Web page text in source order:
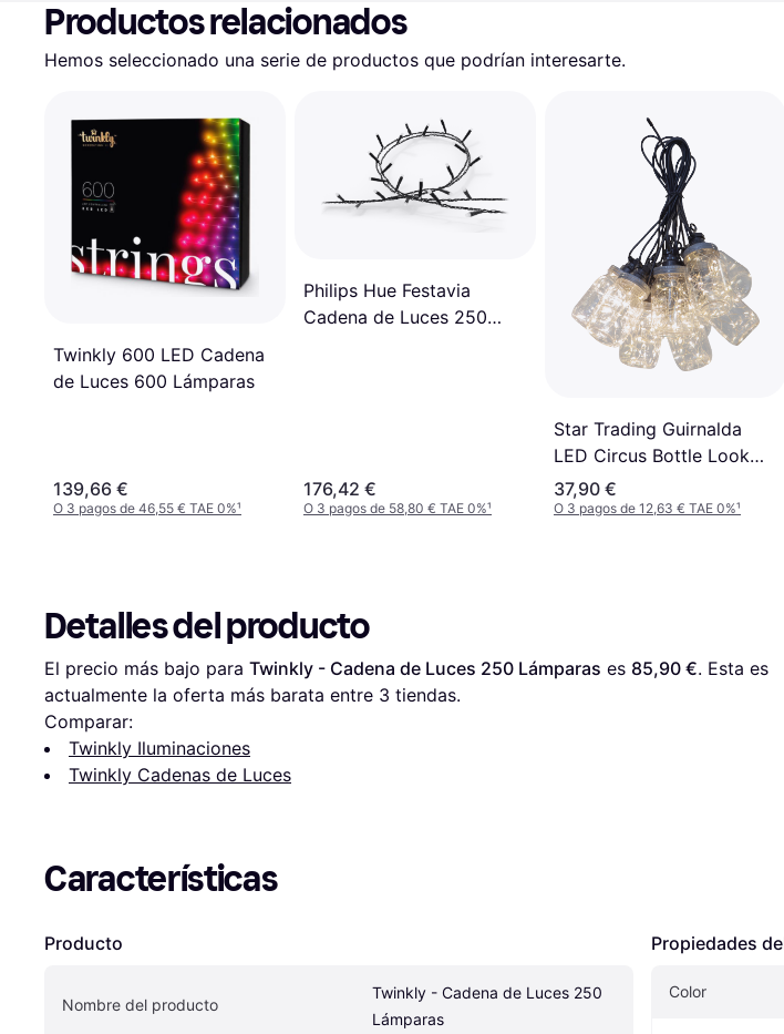
Productos relacionados
Hemos seleccionado una serie de productos que podrían interesarte.
Twinkly 600 LED Cadena
de Luces 600 Lámparas
139,66 €
O 3 pagos de 46,55 € TAE 0%¹
Philips Hue Festavia
Cadena de Luces 250
176,42 €
O 3 pagos de 58,80 € TAE 0%¹
Star Trading Guirnalda
LED Circus Bottle Look
Botella - Negro
Transparente Cadena de
37,90 €
O 3 pagos de 12,63 € TAE 0%¹
Detalles del producto
El precio más bajo para Twinkly - Cadena de Luces 250 Lámparas es 85,90 €. Esta es
actualmente la oferta más barata entre 3 tiendas.
Comparar:
Twinkly Iluminaciones
Twinkly Cadenas de Luces
Características
Producto
Nombre del producto
Twinkly - Cadena de Luces 250
Lámparas
Propiedades
Color